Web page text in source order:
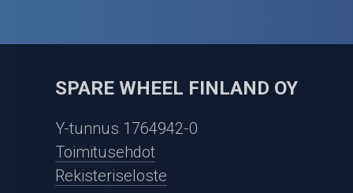
SPARE WHEEL FINLAND OY
Y-tunnus 1764942-0
Toimitusehdot
Rekisteriseloste